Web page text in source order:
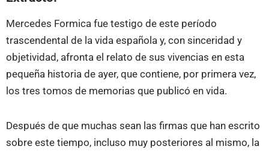
Mercedes Formica fue testigo de este período
trascendental de la vida española y, con sinceridad y
objetividad, afronta el relato de sus vivencias en esta
pequeña historia de ayer, que contiene, por primera vez,
los tres tomos de memorias que publicó en vida.
Después de que muchas sean las firmas que han escrito
sobre este tiempo, incluso muy posteriores al mismo, la